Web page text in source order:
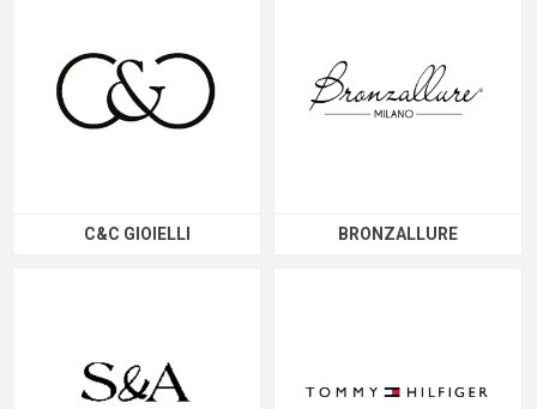
C&C GIOIELLI BRONZALLURE